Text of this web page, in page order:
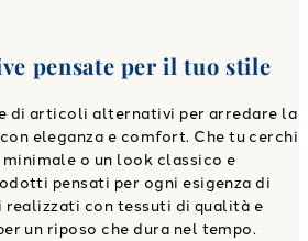
pensate per il tuo stile
di articoli alternativi per arredare la
con eleganza e comfort. Che tu cerchi
o un look classico e
pensati per ogni esigenza di
con tessuti di qualità e
un riposo che dura nel tempo.